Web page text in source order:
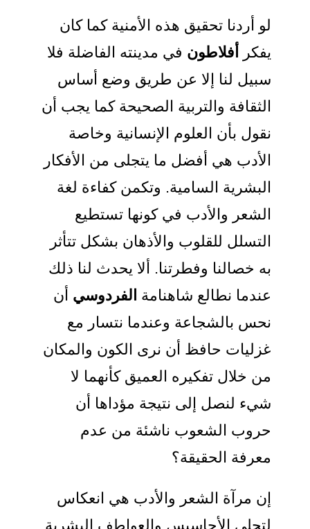
لو أردنا تحقيق هذه الأمنية كما كان
يفكر
أفلاطون في مدينته الفاضلة فلا
سبيل لنا إلا عن طريق وضع أساس
الثقافة والتربية الصحيحة كما يجب أن
نقول بأن العلوم الإنسانية وخاصة
الأدب هي أفضل ما يتجلى من الأفكار
البشرية السامية. وتكمن كفاءة لغة
الشعر والأدب في كونها تستطيع
التسلل للقلوب والأذهان بشكل تتأثر
به خصالنا وفطرتنا. ألا يحدث لنا ذلك
عندما نطالع شاهنامة الفردوسي أن
نحس بالشجاعة وعندما نتسار مع
غزليات حافظ أن نرى الكون والمكان
من خلال تفكيره العميق كأنهما لا
شيء لنصل إلى نتيجة مؤداها أن
حروب الشعوب ناشئة من عدم
معرفة الحقيقة؟
إن مرآة الشعر والأدب هي انعكاس
لتجلي الأحاسيس والعواطف البشرية.